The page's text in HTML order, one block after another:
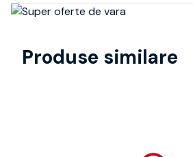
Produse similare